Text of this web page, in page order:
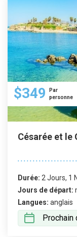
$349
Par
personne
Césarée et le
Durée: 2 Jours, 1
Jours de départ:
Langues: anglais
Prochain